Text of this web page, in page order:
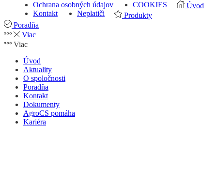
Ochrana osobných údajov
COOKIES
Kontakt
Neplatiči
Úvod
Produkty
Poradňa
Viac
Viac
Úvod
Aktuality
O spoločnosti
Poradňa
Kontakt
Dokumenty
AgroCS pomáha
Kariéra